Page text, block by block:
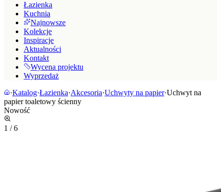
Łazienka
Kuchnia
Najnowsze
Kolekcje
Inspiracje
Aktualności
Kontakt
Wycena projektu
Wyprzedaż
·Katalog·Łazienka·Akcesoria·Uchwyty na papier·Uchwyt na
papier toaletowy ścienny
Nowość
1 /6